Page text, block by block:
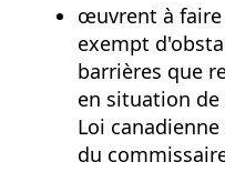
œuvrent à faire
exempt
barrières que
en situation de
Loi
du